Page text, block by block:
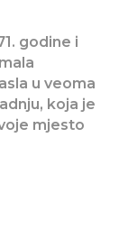
godine i
u veoma
koja je
mjesto